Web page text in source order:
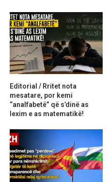
Editorial / Rritet nota
mesatare, por kemi
“analfabetë” që s’dinë as
lexim e as matematikë!